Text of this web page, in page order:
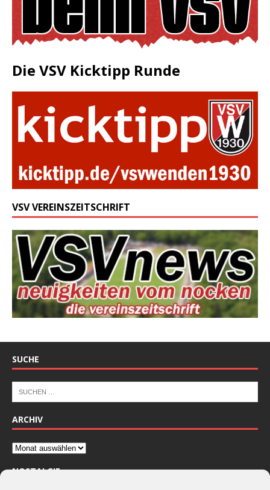
Die VSV Kicktipp Runde
VSV VEREINSZEITSCHRIFT
SUCHE
ARCHIV
NOSTALGIE